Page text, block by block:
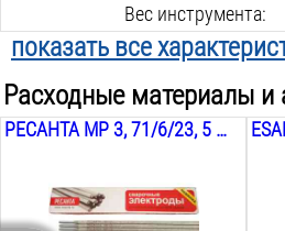
Вес инструмента:
Min сварочный ток MMA:
Min диаметр электрода:
Степень защиты:
Max потребляемая мощность MMA:
показать все
Расходные материалы и
РЕСАНТА МР 3, 71/6/23, 5 ММ, 0.8 КГ